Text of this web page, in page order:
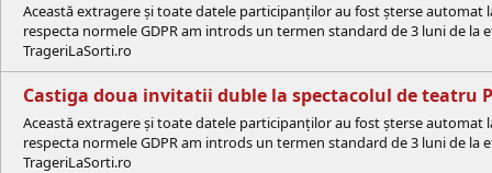
Această extragere și toate datele participanților au fost șterse
respecta normele GDPR am introds un termen standard de 3 luni de
TrageriLaSorti.ro
Castiga doua invitatii duble la spectacolul de teatru
Această extragere și toate datele participanților au fost șterse
respecta normele GDPR am introds un termen standard de 3 luni de
TrageriLaSorti.ro